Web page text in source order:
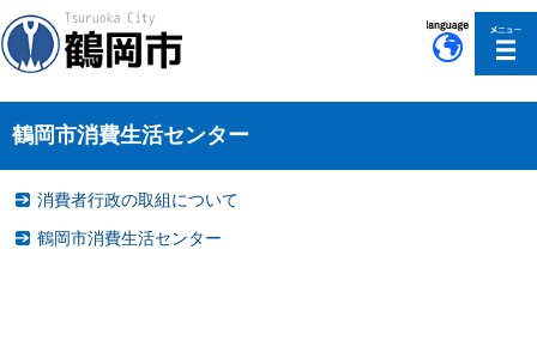
鶴岡市消費生活センター
消費者行政の取組について
鶴岡市消費生活センター